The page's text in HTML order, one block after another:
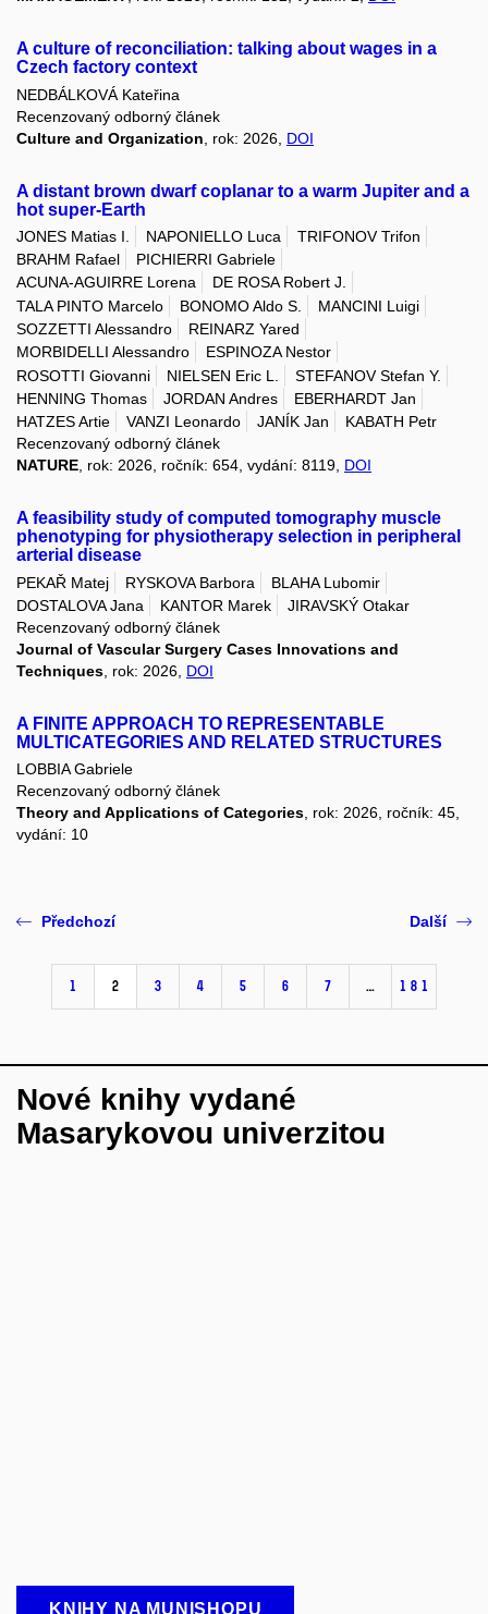
A culture of reconciliation: talking about wages in a
Czech factory context
NEDBÁLKOVÁ Kateřina
Recenzovaný odborný článek
Culture and Organization , rok: 2026, DOI
A distant brown dwarf coplanar to a warm Jupiter and a
hot super-Earth
JONES Matias I. NAPONIELLO Luca
TRIFONOV Trifon
BRAHM Rafael
PICHIERRI Gabriele
ACUNA-AGUIRRE Lorena
DE ROSA Robert J.
TALA PINTO Marcelo
BONOMO Aldo S.
MANCINI Luigi
SOZZETTI Alessandro
REINARZ Yared
MORBIDELLI Alessandro
ESPINOZA Nestor
ROSOTTI Giovanni
NIELSEN Eric L.
STEFANOV Stefan Y.
HENNING Thomas
JORDAN Andres
EBERHARDT Jan
HATZES Artie
VANZI Leonardo JANÍK Jan
KABATH Petr
Recenzovaný odborný článek
NATURE, rok: 2026, ročník: 654, vydání: 8119, DOI
A feasibility study of computed tomography muscle
phenotyping for physiotherapy selection in peripheral
arterial disease
PEKAŘ Matej RYSKOVA Barbora
BLAHA Lubomir
DOSTALOVA Jana
KANTOR Marek
JIRAVSKÝ Otakar
Recenzovaný odborný článek
Journal of Vascular Surgery Cases Innovations and
Techniques , rok: 2026, DOI
A FINITE APPROACH TO REPRESENTABLE
MULTICATEGORIES AND RELATED STRUCTURES
LOBBIA Gabriele
Recenzovaný odborný článek
Theory and Applications of Categories , rok: 2026, ročník: 45,
vydání: 10
Předchozí
1 2 3 4 5 6 7 … 181
Další
Nové knihy vydané
Masarykovou univerzitou
KNIHY NA MUNISHOPU